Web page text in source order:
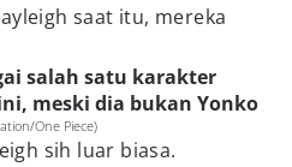
saat itu, mereka
salah satu karakter
meski dia bukan Yonko
One Piece)
sih luar biasa.